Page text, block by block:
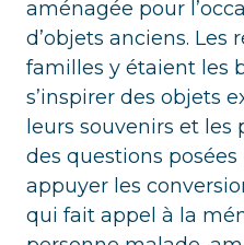
aménagée pour
d’objets anciens. Les
familles y étaient les
s’inspirer des objets
leurs souvenirs et les
des questions
appuyer les
qui fait appel à la